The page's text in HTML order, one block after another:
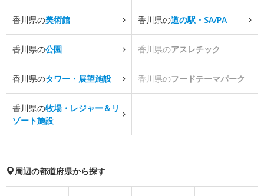
香川県の美術館 香川県の道の駅・SA/PA
香川県の公園 香川県のアスレチック
香川県のタワー・展望施設 香川県のフードテーマパーク
香川県の牧場・レジャー＆リ
ゾート施設
周辺の都道府県から探す